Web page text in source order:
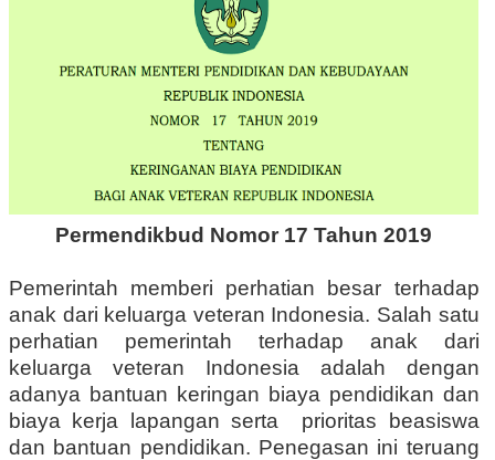
Permendikbud Nomor 17 Tahun 2019
Pemerintah memberi perhatian besar terhadap
anak dari keluarga veteran Indonesia. Salah satu
perhatian pemerintah terhadap anak dari
keluarga veteran Indonesia adalah dengan
adanya bantuan keringan biaya pendidikan dan
biaya kerja lapangan serta prioritas beasiswa
dan bantuan pendidikan. Penegasan ini teruang